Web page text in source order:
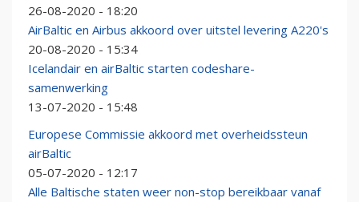
26-08-2020 - 18:20
AirBaltic en Airbus akkoord over uitstel levering A220's
20-08-2020 - 15:34
Icelandair en airBaltic starten codeshare-
samenwerking
13-07-2020 - 15:48
Europese Commissie akkoord met overheidssteun
airBaltic
05-07-2020 - 12:17
Alle Baltische staten weer non-stop bereikbaar vanaf